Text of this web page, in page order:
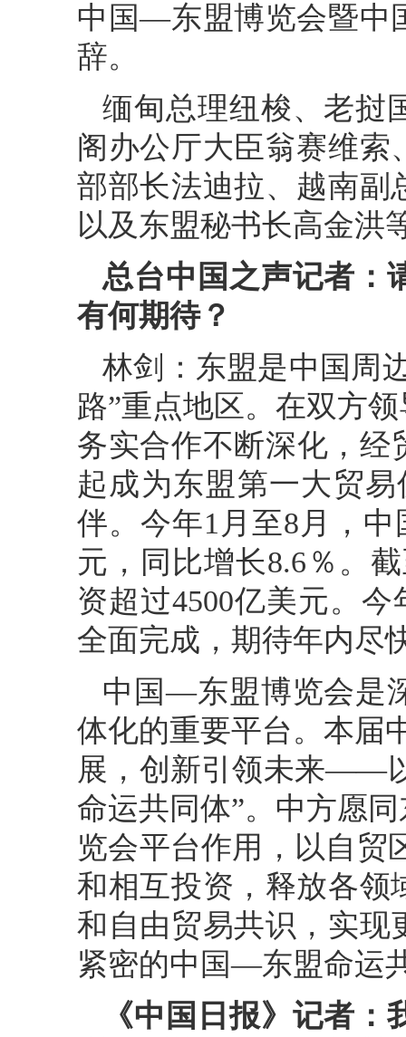
中国—东盟博览会暨中
辞。
缅甸总理纽梭、老挝
阁办公厅大臣翁赛维索
部部长法迪拉、越南副
以及东盟秘书长高金洪
总台中国之声记者：
有何期待？
林剑：东盟是中国周
路”重点地区。在双方
务实合作不断深化，经
起成为东盟第一大贸
伴。今年1月至8月，中
元，同比增长8.6％。
资超过4500亿美元。
全面完成，期待年内尽
中国—东盟博览会是
体化的重要平台。本届
展，创新引领未来——
命运共同体”。中方愿
览会平台作用，以自贸
和相互投资，释放各领
和自由贸易共识，实现
紧密的中国—东盟命运
《中国日报》记者